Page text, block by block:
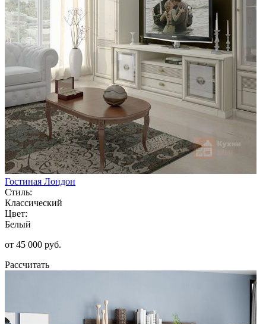
Гостиная Лондон
Стиль:
Классический
Цвет:
Белый
от 45 000 руб.
Рассчитать